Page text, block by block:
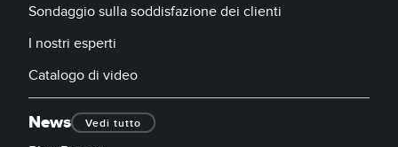
Sondaggio sulla soddisfazione dei clienti
I nostri esperti
Catalogo di video
News Vedi tutto